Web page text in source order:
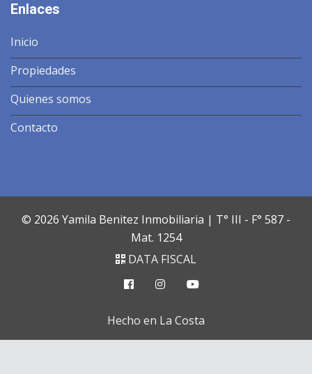
Enlaces
Inicio
Propiedades
Quienes somos
Contacto
© 2026 Yamila Benitez Inmobiliaria | T° III - F° 587 -
Mat. 1254
DATA FISCAL
Hecho en La Costa